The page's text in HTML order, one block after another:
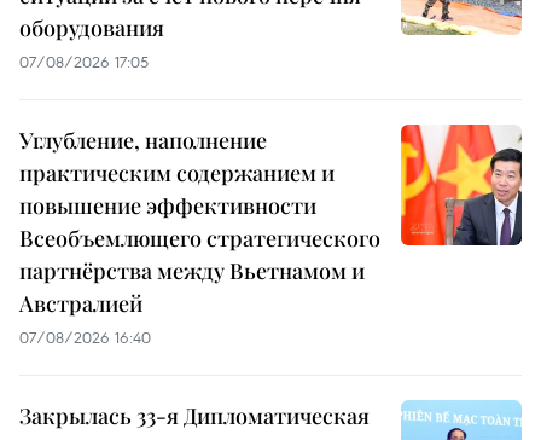
оборудования
07/08/2026 17:05
Углубление, наполнение
практическим содержанием и
повышение эффективности
Всеобъемлющего стратегического
партнёрства между Вьетнамом и
Австралией
07/08/2026 16:40
Закрылась 33-я Дипломатическая